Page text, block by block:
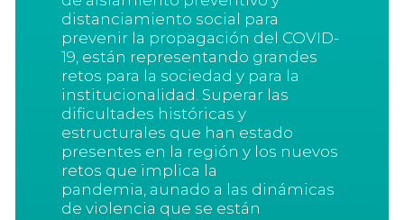
distanciamiento social para
prevenir la propagación del COVID-
19, están representando grandes
retos para la sociedad y para la
institucionalidad. Superar las
dificultades históricas y
estructurales que han estado
presentes en la región y los nuevos
retos que implica la
pandemia, aunado a las dinámicas
de violencia que se están